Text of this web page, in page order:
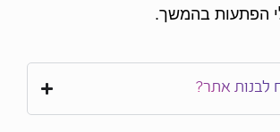
הפתעות בהמשך.
לבנות אתר?